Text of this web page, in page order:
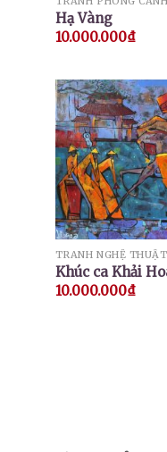
Hạ Vàng
10.000.000₫
TRANH NGHỆ THUẬT
Khúc ca Khải
10.000.000₫